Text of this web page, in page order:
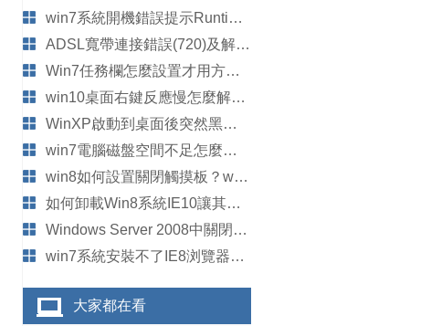
win7系統開機錯誤提示Runtime Error wmpnscfg.exe怎麼辦？
ADSL寬帶連接錯誤(720)及解決方法
Win7任務欄怎麼設置才用方便使用？
win10桌面右鍵反應慢怎麼解決?
WinXP啟動到桌面後突然黑屏幾秒之後才恢復正常的修復方法
win7電腦磁盤空間不足怎麼辦 win7磁盤空間不足解決辦法
win8如何設置關閉觸摸板？win8.1禁用觸摸板教程
如何卸載Win8系統IE10讓其它浏覽器成為默認使用
Windows Server 2008中關閉事件跟蹤程序的方法
win7系統安裝不了IE8浏覽器提示此安裝不支持您的操作系統的解決方法圖文教程
大家都在看